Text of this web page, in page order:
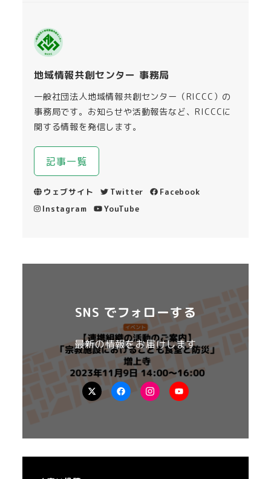
地域情報共創センター 事務局
一般社団法人地域情報共創センター（RICCC）の
事務局です。お知らせや活動報告など、RICCCに
関する情報を発信します。
記事一覧
ウェブサイト Twitter
Facebook
Instagram
YouTube
SNS でフォローする
最新の情報をお届けします
X FacebookInstagramYouTube